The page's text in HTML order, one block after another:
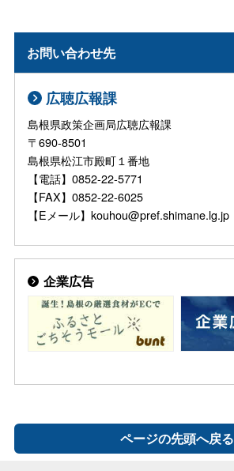
お問い合わせ先
広聴広報課
島根県政策企画局広聴広報課
〒690-8501
島根県松江市殿町１番地
【電話】0852-22-5771
【FAX】0852-22-6025
【Eメール】kouhou@pref.shimane.lg.jp
企業広告
ページの先頭へ戻る